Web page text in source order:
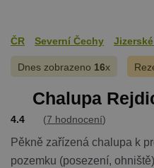
ČR Severní Čechy
Dnes zobrazeno 16x
Chalupa
4.4 (7 hodnocení)
Pěkně zařízená chalupa k
pozemku (posezení,